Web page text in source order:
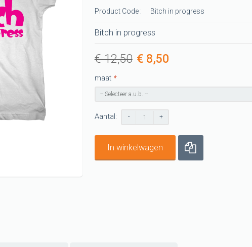
CARNAVAL T-shirts
KERST shirt
KONINGSDAG shirt
Product Code :
Bitch in progress
Bitch in progress
€ 12,50 € 8,50
*
maat
Aantal: - +
In winkelwagen